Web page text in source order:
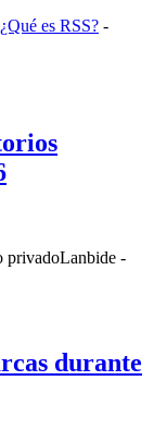
¿Qué es RSS? -
privadoLanbide -
durante